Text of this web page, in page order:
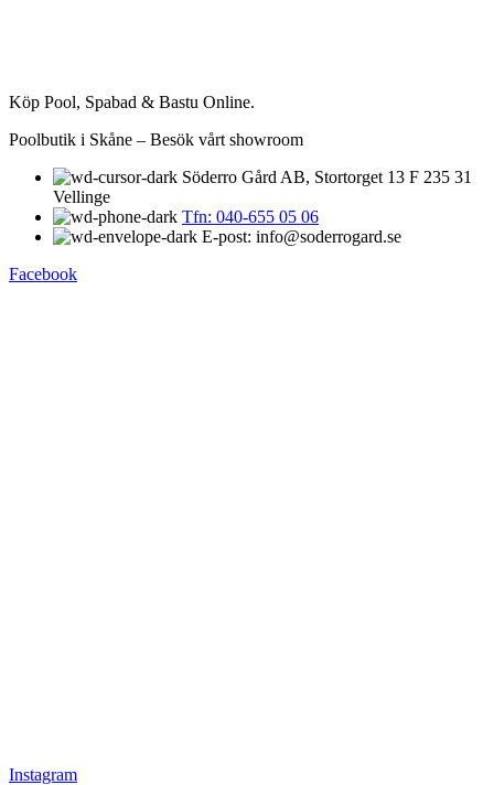
Köp Pool, Spabad & Bastu Online.
Poolbutik i Skåne – Besök vårt showroom
Söderro Gård AB, Stortorget 13 F 235 31
Vellinge
Tfn: 040-655 05 06
E-post: info@soderrogard.se
Facebook
Instagram